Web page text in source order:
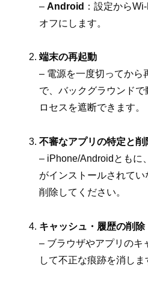
–Android ：設定から
オフにします。
端末の再起動
– 電源を一度切ってから
で、バックグラウンド
ロセスを遮断できます。
不審なアプリの特定と削
– iPhone/Androidともに
がインストールされて
削除してください。
キャッシュ・履歴の削除
– ブラウザやアプリのキ
して不正な痕跡を消しま